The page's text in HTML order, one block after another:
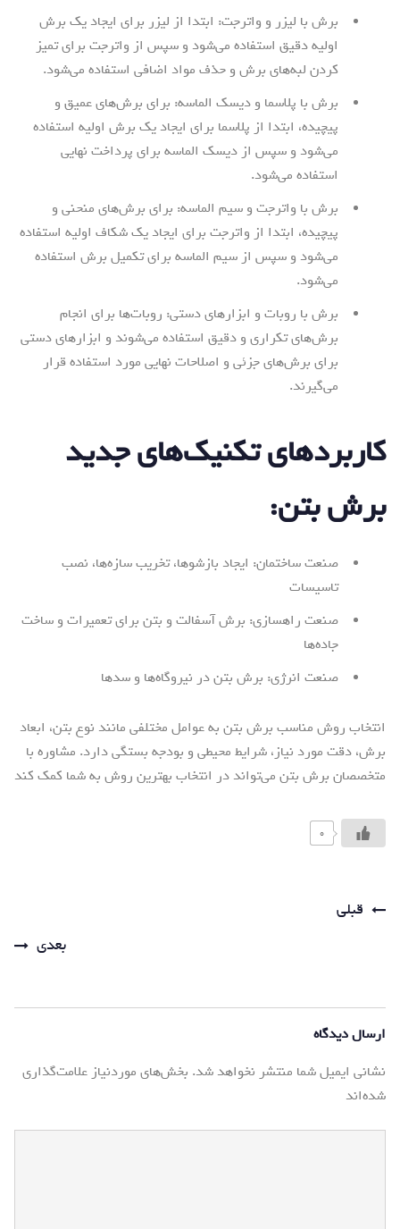
برش با لیزر و واترجت: ابتدا از لیزر برای ایجاد یک برش
اولیه دقیق استفاده می‌شود و سپس از واترجت برای تمیز
کردن لبه‌های برش و حذف مواد اضافی استفاده می‌شود.
برش با پلاسما و دیسک الماسه: برای برش‌های عمیق و
پیچیده، ابتدا از پلاسما برای ایجاد یک برش اولیه استفاده
می‌شود و سپس از دیسک الماسه برای پرداخت نهایی
استفاده می‌شود.
برش با واترجت و سیم الماسه: برای برش‌های منحنی و
پیچیده، ابتدا از واترجت برای ایجاد یک شکاف اولیه استفاده
می‌شود و سپس از سیم الماسه برای تکمیل برش استفاده
می‌شود.
برش با روبات و ابزارهای دستی: روبات‌ها برای انجام
برش‌های تکراری و دقیق استفاده می‌شوند و ابزارهای دستی
برای برش‌های جزئی و اصلاحات نهایی مورد استفاده قرار
می‌گیرند.
کاربردهای تکنیک‌های جدید
برش بتن:
صنعت ساختمان: ایجاد بازشوها، تخریب سازه‌ها، نصب
تاسیسات
صنعت راهسازی: برش آسفالت و بتن برای تعمیرات و ساخت
جاده‌ها
صنعت انرژی: برش بتن در نیروگاه‌ها و سدها
انتخاب روش مناسب برش بتن به عوامل مختلفی مانند نوع بتن، ابعاد
برش، دقت مورد نیاز، شرایط محیطی و بودجه بستگی دارد. مشاوره با
متخصصان برش بتن می‌تواند در انتخاب بهترین روش به شما کمک کند
0
Post
navigation
قبلی
بعدی
ارسال دیدگاه
نشانی ایمیل شما منتشر نخواهد شد. بخش‌های موردنیاز علامت‌گذاری
شده‌اند